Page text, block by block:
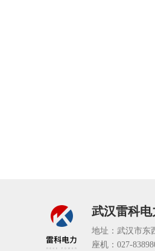
武汉雷科电
地址：武汉市东
座机：027-